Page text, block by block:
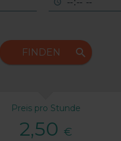
FINDEN
Preis pro Stunde
2,50 €